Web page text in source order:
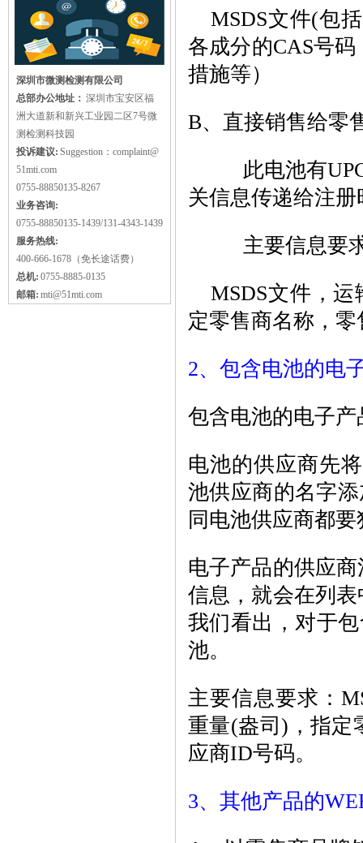
深圳市微测检测有限公司
总部办公地址： 深圳市宝安区福
洲大道新和新兴工业园二区7号微
测检测科技园
投诉建议: Suggestion：complaint@
51mti.com
0755-88850135-8267
业务咨询:
0755-88850135-1439/131-4343-1439
服务热线:
400-666-1678（免长途话费）
总机: 0755-8885-0135
邮箱: mti@51mti.com
MSDS文件(包
各成分的CAS号
措施等）
B、直接销售给零
此电池有UPC/
关信息传递给注
主要信息要
MSDS文件，
定零售商名称，
2、包含电池的电
包含电池的电子
电池的供应商先
池供应商的名字
同电池供应商都
电子产品的供应
信息，就会在列
我们看出，对于
池。
主要信息要求：
重量(盎司)，指定
应商ID号码。
3、其他产品的